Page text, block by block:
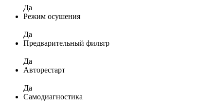
Да
Режим осушения
Да
Предварительный фильтр
Да
Авторестарт
Да
Самодиагностика